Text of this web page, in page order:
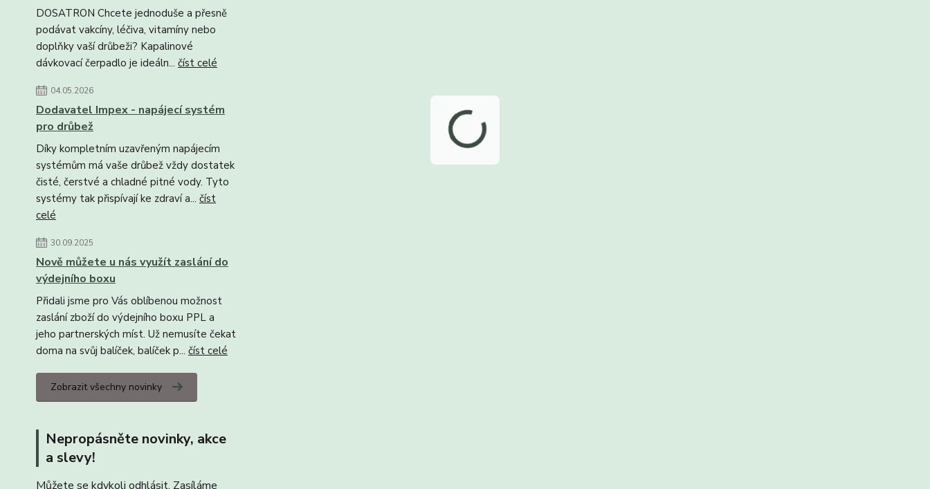
DOSATRON Chcete jednoduše a přesně
podávat vakcíny, léčiva, vitamíny nebo
doplňky vaší drůbeži? Kapalinové
dávkovací čerpadlo je ideáln... číst celé
04.05.2026
Dodavatel Impex - napájecí systém
pro drůbež
Díky kompletním uzavřeným napájecím
systémům má vaše drůbež vždy dostatek
čisté, čerstvé a chladné pitné vody. Tyto
systémy tak přispívají ke zdraví a... číst
celé
30.09.2025
Nově můžete u nás využít zaslání do
výdejního boxu
Přidali jsme pro Vás oblíbenou možnost
zaslání zboží do výdejního boxu PPL a
jeho partnerských míst. Už nemusíte čekat
doma na svůj balíček, balíček p... číst celé
Zobrazit všechny novinky
Nepropásněte novinky, akce
a slevy!
Můžete se kdykoli odhlásit. Zasíláme